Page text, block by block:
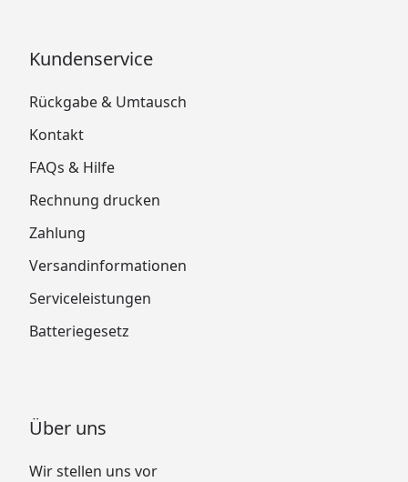
Kundenservice
Rückgabe & Umtausch
Kontakt
FAQs & Hilfe
Rechnung drucken
Zahlung
Versandinformationen
Serviceleistungen
Batteriegesetz
Über uns
Wir stellen uns vor